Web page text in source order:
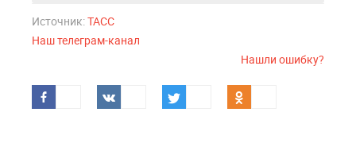
Источник:ТАСС
Наш телеграм-канал
Нашли ошибку?